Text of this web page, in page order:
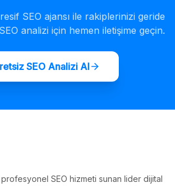
SEO ajansı ile rakiplerinizi geride
analizi için hemen iletişime geçin.
SEO Analizi Al
SEO hizmeti sunan lider dijital